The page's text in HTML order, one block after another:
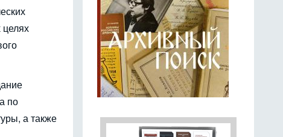
по
а также